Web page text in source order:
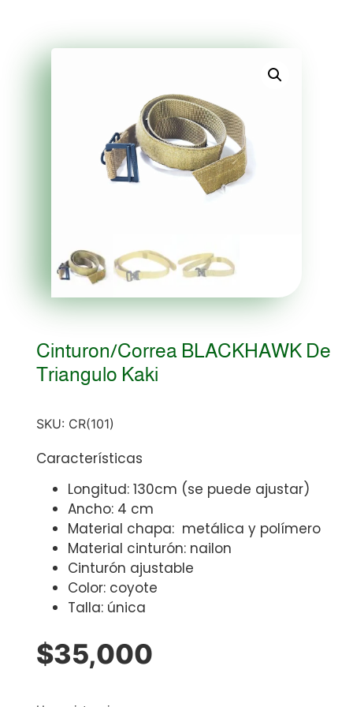
Cinturon/correa BLACKHAWK De
Triangulo Kaki
SKU: CR(101)
Características
Longitud: 130cm (se puede ajustar)
Ancho: 4 cm
Material chapa: metálica y polímero
Material cinturón: nailon
Cinturón ajustable
Color: coyote
Talla: única
$35,000